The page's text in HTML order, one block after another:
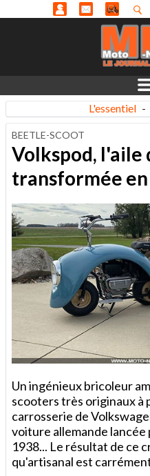
L'essentiel -
BEETLE-SCOOT
Volkspod, l'aile
transformée en
Un ingénieux bricoleur
scooters très originaux à
carrosserie de
voiture allemande lancée
1938... Le résultat de ce
qu'artisanal est